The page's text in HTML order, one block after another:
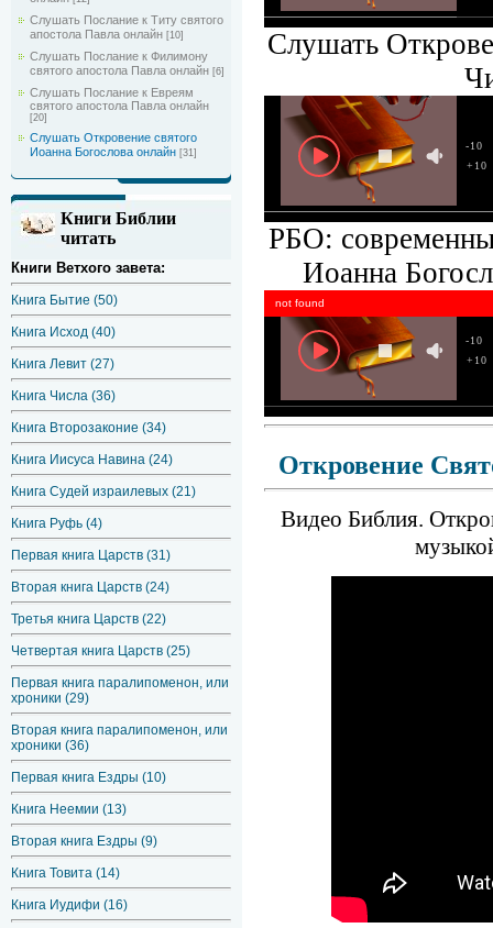
Слушать Послание к Титу святого
апостола Павла онлайн [10]
Слушать Послание к Филимону
святого апостола Павла онлайн [6]
Слушать Послание к Евреям
святого апостола Павла онлайн
[20]
Слушать Откровение святого
Иоанна Богослова онлайн [31]
Книги Библии
читать
Книги Ветхого завета:
Книга Бытие (50)
Книга Исход (40)
Книга Левит (27)
Книга Числа (36)
Книга Второзаконие (34)
Книга Иисуса Навина (24)
Книга Судей израилевых (21)
Книга Руфь (4)
Первая книга Царств (31)
Вторая книга Царств (24)
Третья книга Царств (22)
Четвертая книга Царств (25)
Первая книга паралипоменон, или
хроники (29)
Вторая книга паралипоменон, или
хроники (36)
Первая книга Ездры (10)
Книга Неемии (13)
Вторая книга Ездры (9)
Книга Товита (14)
Книга Иудифи (16)
Слушать
+10
-10
РБО:
Иоанна
+10
-10
not found
Откровение
Видео Библия.